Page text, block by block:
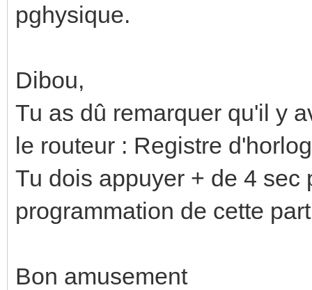
pghysique.
Dibou,
Tu as dû remarquer qu'il y
le routeur : Registre
Tu dois appuyer + de 4 sec
programmation de cette
Bon amusement